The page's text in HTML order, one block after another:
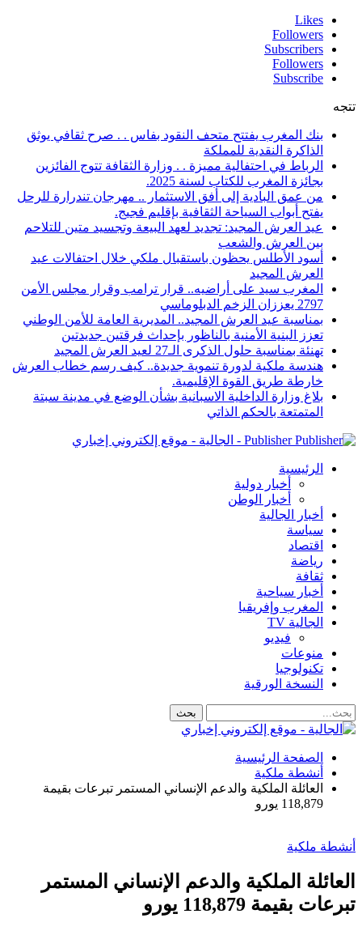
Likes
Followers
Subscribers
Followers
Subscribe
تتجه
بنك المغرب يفتتح متحف النقود بفاس . . صرح ثقافي يوثق
الذاكرة النقدية للمملكة
الرباط في احتفالية مميزة . . وزارة الثقافة تتوج الفائزين
بجائزة المغرب للكتاب لسنة 2025.
من عمق البادية إلى أفق الاستثمار .. مهرجان تندرارة للرحل
يفتح أبواب السياحة الثقافية بإقليم فجيج.
عيد العرش المجيد: تجديد لعهد البيعة وتجسيد متين للتلاحم
بين العرش والشعب
أسود الأطلس يحظون باستقبال ملكي خلال احتفالات عيد
العرش المجيد
المغرب سيد على أراضيه.. قرار ترامب وقرار مجلس الأمن
2797 يعززان الزخم الدبلوماسي
بمناسبة عيد العرش المجيد.. المديرية العامة للأمن الوطني
تعزز البنية الأمنية بالناظور بإحداث فرقتين جديدتين
تهنئة بمناسبة حلول الذكرى الـ27 لعيد العرش المجيد
هندسة ملكية لدورة تنموية جديدة.. كيف رسم خطاب العرش
خارطة طريق القوة الإقليمية.
بلاغ وزارة الداخلية الاسبانية بشأن الوضع في مدينة سبتة
المتمتعة بالحكم الذاتي
Publisher - الجالية - موقع إلكتروني إخباري
الرئيسية
أخبار دولية
أخبار الوطن
أخبار الجالية
سياسة
اقتصاد
رياضة
ثقافة
أخبار سياحية
المغرب وإفريقيا
الجالية TV
فيديو
منوعات
تكنولوجيا
النسخة الورقية
الصفحة الرئيسية
أنشطة ملكية
العائلة الملكية والدعم الإنساني المستمر تبرعات بقيمة
118,879 يورو
أنشطة ملكية
العائلة الملكية والدعم الإنساني المستمر
تبرعات بقيمة 118,879 يورو